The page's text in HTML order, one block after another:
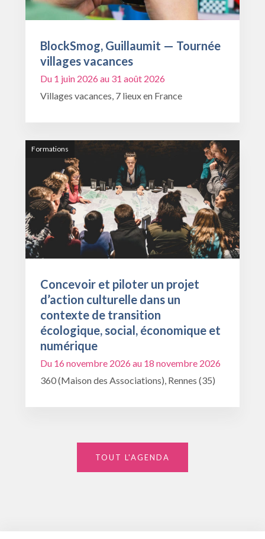
BlockSmog, Guillaumit — Tournée
villages vacances
Du 1 juin 2026 au 31 août 2026
Villages vacances, 7 lieux en France
Formations
Concevoir et piloter un projet
d’action culturelle dans un
contexte de transition
écologique, social, économique et
numérique
Du 16 novembre 2026 au 18 novembre 2026
360 (Maison des Associations), Rennes (35)
TOUT L'AGENDA